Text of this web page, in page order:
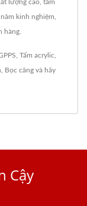
lượng cao, tấm
kinh nghiệm,
hàng.
Tấm acrylic
Bọc căng và hãy
Cậy